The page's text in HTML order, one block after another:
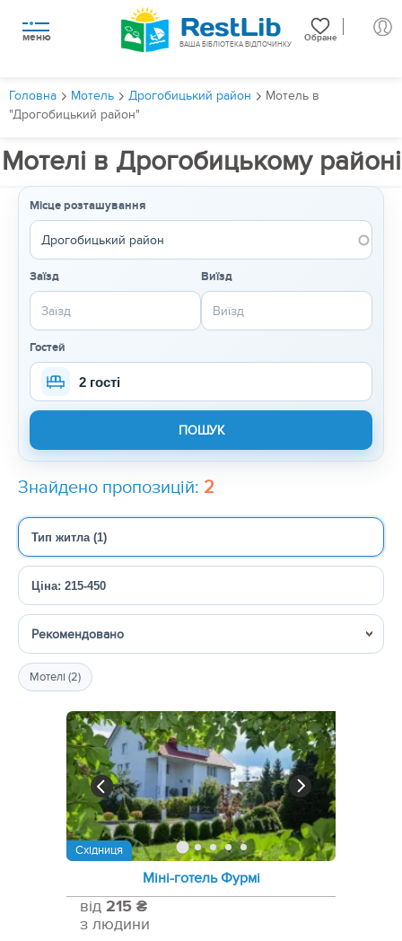
меню Обране
ВАША БІБЛІОТЕКА ВІДПОЧИНКУ
Головна Мотель Дрогобицький район
Мотель в
"Дрогобицький район"
Мотелі в Дрогобицькому районі
Місце розташування
Заїзд Виїзд
Гостей
2 гості
Знайдено пропозицій: 2
Тип житла (1)
Ціна: 215-450
Сортувати
Мотелі (2)
Східниця
Міні-готель Фурмі
від 215 ₴
з людини